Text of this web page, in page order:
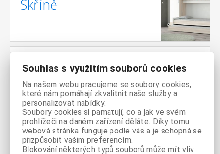
Skříně
Komody
Souhlas s využitím souborů cookies
Na našem webu pracujeme se soubory cookies,
které nám pomáhají zkvalitnit naše služby a
personalizovat nabídky.
Soubory cookies si pamatují, co a jak ve svém
prohlížeči na daném zařízení děláte. Díky tomu
webová stránka funguje podle vás a je schopná se
přizpůsobit vašim preferencím.
Blokování některých typů souborů může mít vliv